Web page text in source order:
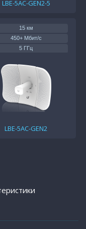
LBE-5AC-GEN2-5
15 км
450+ Мбит/с
5 ГГц
20 дБм
LBE-5AC-GEN2